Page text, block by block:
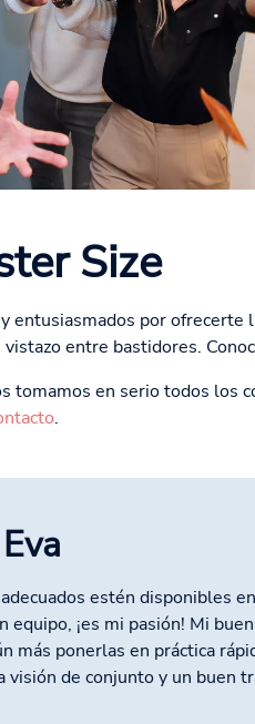
Size
por ofrecerte
entre bastidores.
tomamos en serio todos los
.
Eva
estén disponibles
¡es mi pasión! Mi
más ponerlas en práctica
de conjunto y un buen